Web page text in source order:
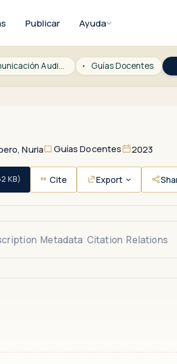
Publicar Ayuda
Grado en Comunicación Audiovisual Guías Docentes
Nuria Guías Docentes 2023
KB) Cite Export
Metadata Citation Relations